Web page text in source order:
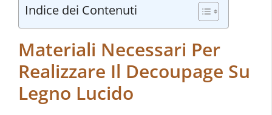
Indice dei Contenuti
Materiali Necessari Per
Realizzare Il Decoupage Su
Legno Lucido